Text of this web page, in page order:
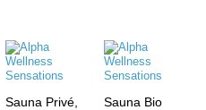
Sauna Privé,
Sauna Bio